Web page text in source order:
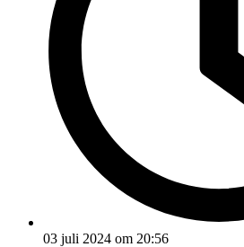
03 juli 2024 om 20:56